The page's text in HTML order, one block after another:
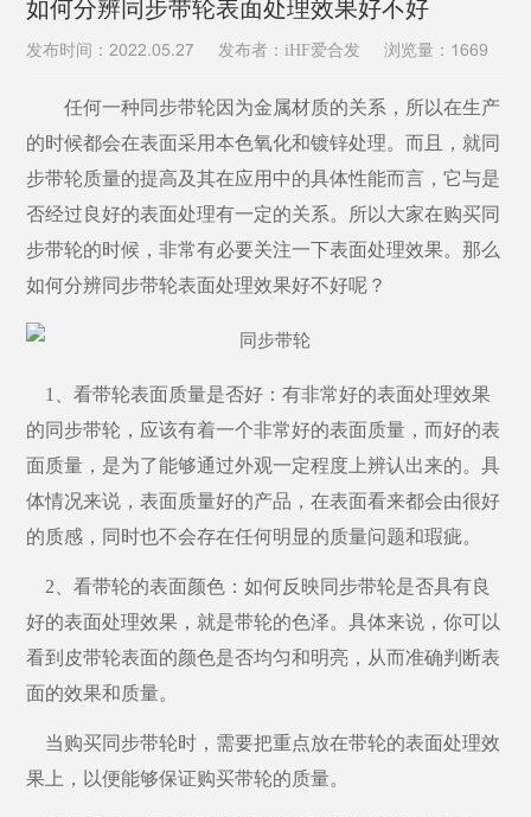
当前位置：首页 新闻资讯 传动知识
如何分辨同步带轮表面处理效果好不好
发布时间：2022.05.27 发布者：iHF爱合发 浏览量： 1669
任何一种同步带轮因为金属材质的关系，所以在生产
的时候都会在表面采用本色氧化和镀锌处理。而且，就同
步带轮质量的提高及其在应用中的具体性能而言，它与是
否经过良好的表面处理有一定的关系。所以大家在购买同
步带轮的时候，非常有必要关注一下表面处理效果。那么
如何分辨同步带轮表面处理效果好不好呢？
1、看带轮表面质量是否好：有非常好的表面处理效果
的同步带轮，应该有着一个非常好的表面质量，而好的表
面质量，是为了能够通过外观一定程度上辨认出来的。具
体情况来说，表面质量好的产品，在表面看来都会由很好
的质感，同时也不会存在任何明显的质量问题和瑕疵。
2、看带轮的表面颜色：如何反映同步带轮是否具有良
好的表面处理效果，就是带轮的色泽。具体来说，你可以
看到皮带轮表面的颜色是否均匀和明亮，从而准确判断表
面的效果和质量。
当购买同步带轮时，需要把重点放在带轮的表面处理效
果上，以便能够保证购买带轮的质量。